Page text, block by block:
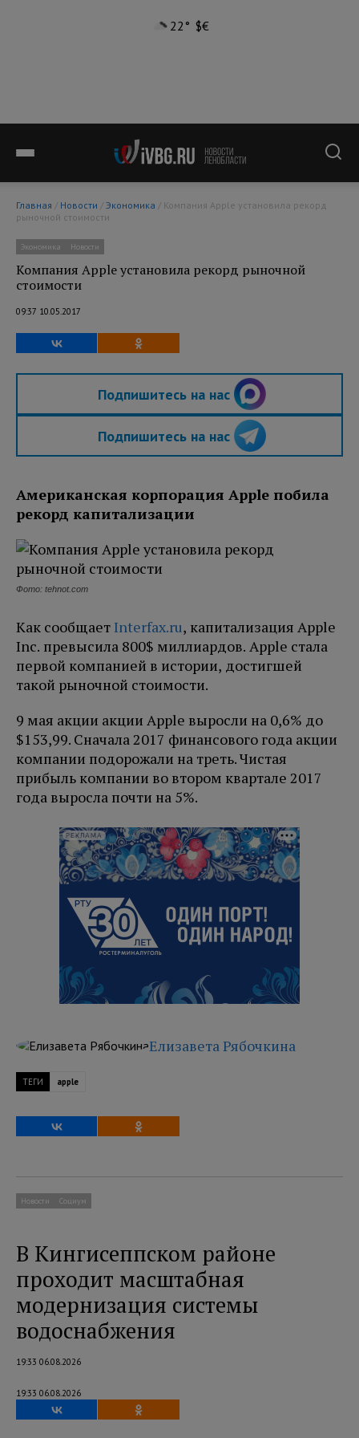
22° $€
Главная / Новости / Экономика
рыночной стоимости
Экономика Новости
Компания Apple установила рекорд рыночной
стоимости
09:37 10.05.2017
Подпишитесь на нас
Подпишитесь на нас
Американская корпорация Apple побила
рекорд капитализации
Фото: tehnot.com
Как сообщаетInterfax.ru, капитализация Apple
Inc. превысила 800$ миллиардов. Apple стала
первой компанией в истории, достигшей
такой рыночной стоимости.
9 мая акции акции Apple выросли на 0,6% до
$153,99. Сначала 2017 финансового года акции
компании подорожали на треть. Чистая
прибыль компании во втором квартале 2017
года выросла почти на 5%.
РЕКЛАМА
Елизавета Рябочкина
ТЕГИ apple
Новости Социум
В Кингисеппском районе
проходит масштабная
модернизация системы
водоснабжения
19:33 06.08.2026
19:33 06.08.2026